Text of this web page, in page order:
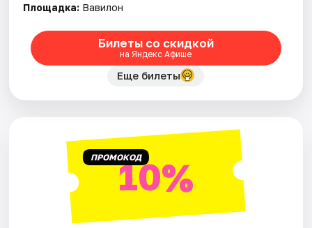
Площадка: Вавилон
Билеты со скидкой
на Яндекс Афише
Еще билеты
ПРОМОКОД10%